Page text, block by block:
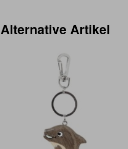
Alternative Artikel